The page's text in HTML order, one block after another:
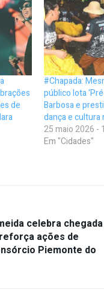
de
#Chapada:
público lota
Barbosa e
dança e
25 maio 2026 -
Em "Cidades"
celebra chegada
ações de
Piemonte do